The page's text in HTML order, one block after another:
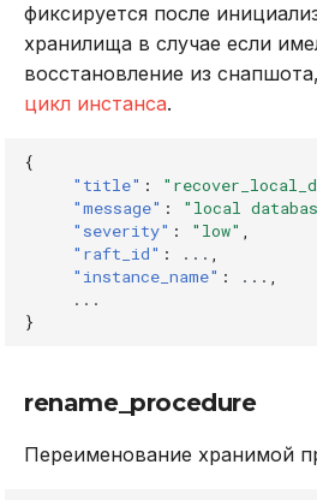
фиксируется после
хранилища в случае если
восстановление из
цикл инстанса.
{
"title" :
"message" :
"local
"severity" : "low"
"raft_id" : ...
"instance_name" : ...
...
}
rename_procedure
Переименование хранимой